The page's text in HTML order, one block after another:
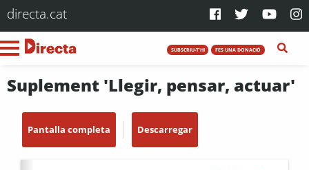
directa.cat
SUBSCRIU-T'HI FES UNA DONACIÓ
Suplement 'Llegir, pensar, actuar'
Pantalla completa Descarregar